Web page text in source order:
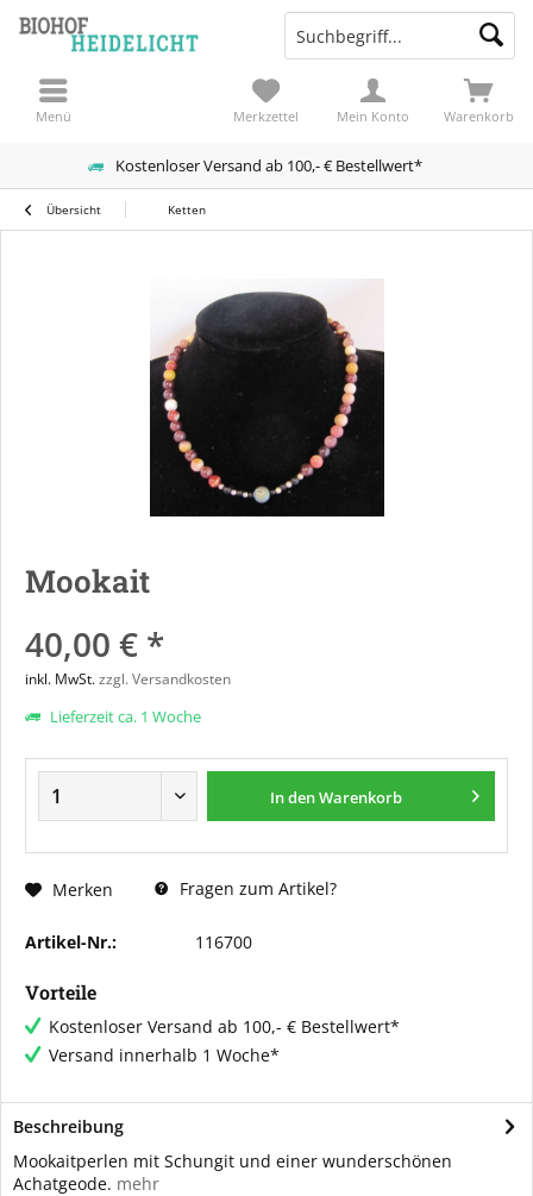
Kostenloser Versand ab 100,- € Bestellwert*
Warenkorb
Merkzettel Mein Konto
Menü
Übersicht Ketten
Mookait
40,00 € *
inkl. MwSt.zzgl. Versandkosten
Lieferzeit ca. 1 Woche
In denWarenkorb
Merken Fragen zum Artikel?
Artikel-Nr.: 116700
Vorteile
Kostenloser Versand ab 100,- € Bestellwert*
Versand innerhalb 1 Woche*
Beschreibung
Mookaitperlen mit Schungit und einer wunderschönen
Achatgeode. mehr